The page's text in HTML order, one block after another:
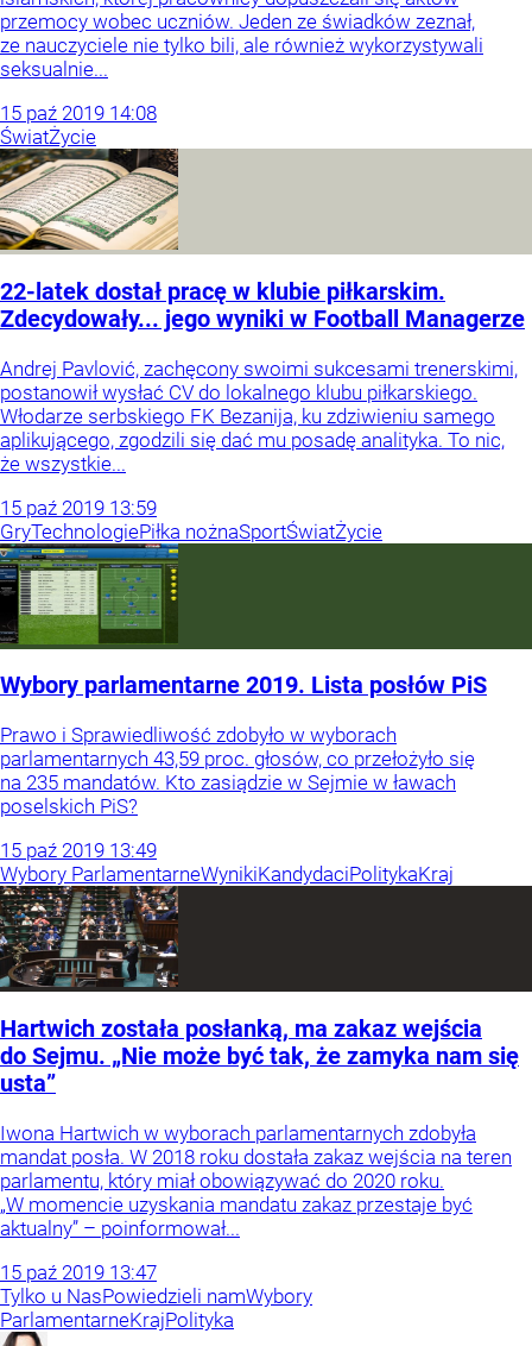
przemocy wobec uczniów. Jeden ze świadków zeznał,
ze nauczyciele nie tylko bili, ale również wykorzystywali
seksualnie...
15 paź 2019 14:08
ŚwiatŻycie
22-latek dostał pracę w klubie piłkarskim.
Zdecydowały... jego wyniki w Football Managerze
Andrej Pavlović, zachęcony swoimi sukcesami trenerskimi,
postanowił wysłać CV do lokalnego klubu piłkarskiego.
Włodarze serbskiego FK Bezanija, ku zdziwieniu samego
aplikującego, zgodzili się dać mu posadę analityka. To nic,
że wszystkie...
15 paź 2019 13:59
GryTechnologiePiłka nożnaSportŚwiatŻycie
Wybory parlamentarne 2019. Lista posłów PiS
Prawo i Sprawiedliwość zdobyło w wyborach
parlamentarnych 43,59 proc. głosów, co przełożyło się
na 235 mandatów. Kto zasiądzie w Sejmie w ławach
poselskich PiS?
15 paź 2019 13:49
Wybory ParlamentarneWynikiKandydaciPolitykaKraj
Hartwich została posłanką, ma zakaz wejścia
do Sejmu. „Nie może być tak, że zamyka nam się
usta”
Iwona Hartwich w wyborach parlamentarnych zdobyła
mandat posła. W 2018 roku dostała zakaz wejścia na teren
parlamentu, który miał obowiązywać do 2020 roku.
„W momencie uzyskania mandatu zakaz przestaje być
aktualny” – poinformował...
15 paź 2019 13:47
Tylko u NasPowiedzieli namWybory
ParlamentarneKrajPolityka